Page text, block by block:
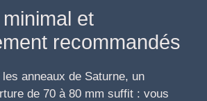
et
recommandés
anneaux de Saturne, un
de 70 à 80 mm suffit : vous